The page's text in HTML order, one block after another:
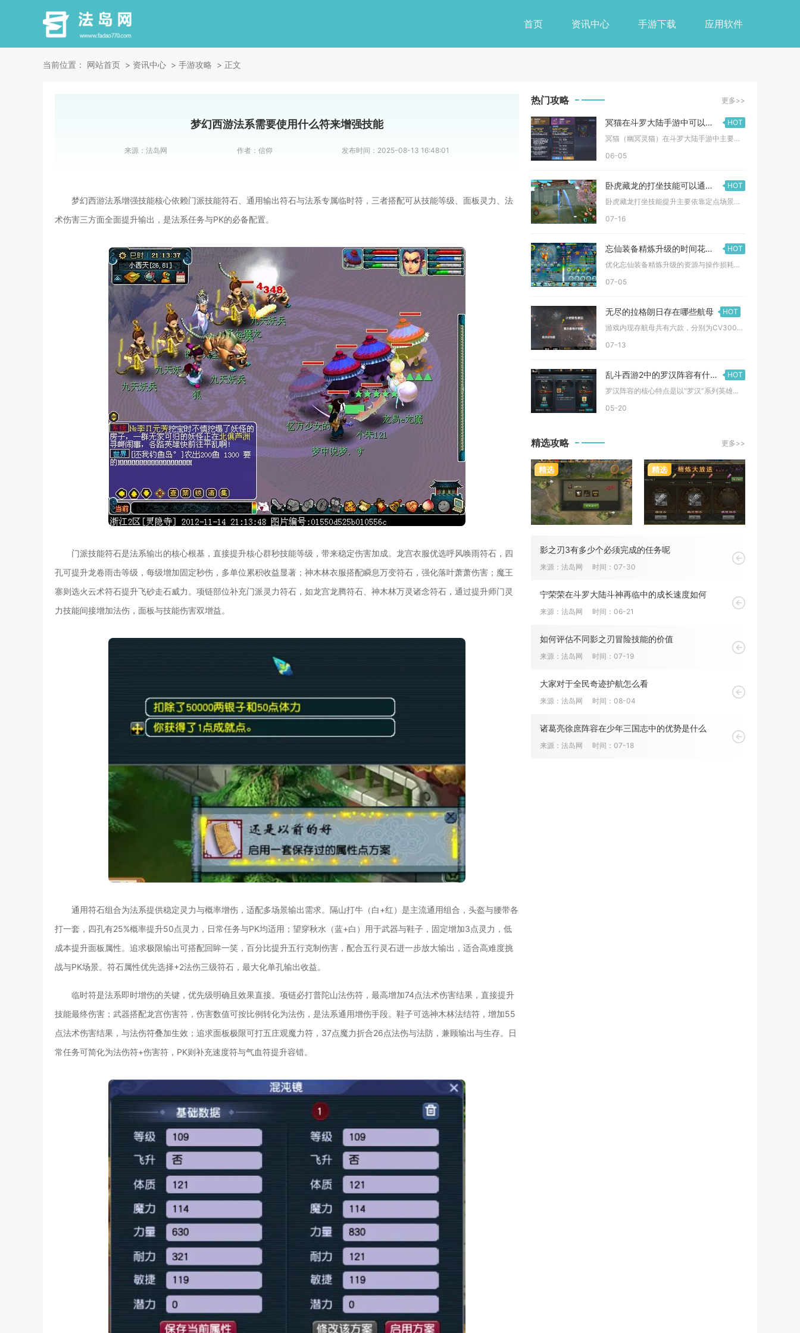
首页 资讯中心 手游下载 应用软件
当前位置： 网站首页 资讯中心 手游攻略 正文
梦幻西游法系需要使用什么符来增强技能
来源： 法岛网 作者： 信仰 发布时间： 2025-08-13 16:48:01
梦幻西游法系增强技能核心依赖门派技能符石、通用输出符石与法系专属临时符，三者搭配可从技能等级、面板灵力、法
术伤害三方面全面提升输出，是法系任务与PK的必备配置。
门派技能符石是法系输出的核心根基，直接提升核心群秒技能等级，带来稳定伤害加成。龙宫衣服优选呼风唤雨符石，四
孔可提升龙卷雨击等级，每级增加固定秒伤，多单位累积收益显著；神木林衣服搭配瞬息万变符石，强化落叶萧萧伤害；魔王
寨则选火云术符石提升飞砂走石威力。项链部位补充门派灵力符石，如龙宫龙腾符石、神木林万灵诸念符石，通过提升师门灵
力技能间接增加法伤，面板与技能伤害双增益。
通用符石组合为法系提供稳定灵力与概率增伤，适配多场景输出需求。隔山打牛（白+红）是主流通用组合，头盔与腰带各
打一套，四孔有25%概率提升50点灵力，日常任务与PK均适用；望穿秋水（蓝+白）用于武器与鞋子，固定增加3点灵力，低
成本提升面板属性。追求极限输出可搭配回眸一笑，百分比提升五行克制伤害，配合五行灵石进一步放大输出，适合高难度挑
战与PK场景。符石属性优先选择+2法伤三级符石，最大化单孔输出收益。
临时符是法系即时增伤的关键，优先级明确且效果直接。项链必打普陀山法伤符，最高增加74点法术伤害结果，直接提升
技能最终伤害；武器搭配龙宫伤害符，伤害数值可按比例转化为法伤，是法系通用增伤手段。鞋子可选神木林法结符，增加55
点法术伤害结果，与法伤符叠加生效；追求面板极限可打五庄观魔力符，37点魔力折合26点法伤与法防，兼顾输出与生存。日
常任务可简化为法伤符+伤害符，PK则补充速度符与气血符提升容错。
热门攻略 更多>>
冥猫在斗罗大陆手游中可以通过什么方式获得
HOT
冥猫（幽冥灵猫）在斗罗大陆手游中主要通过限时活动抽取/兑换、...
06-05
卧虎藏龙的打坐技能可以通过什么方式提升
HOT
卧虎藏龙打坐技能提升主要依靠定点场景常驻打坐、师徒面对面传功...
07-16
忘仙装备精炼升级的时间花费如何优化
HOT
优化忘仙装备精炼升级的资源与操作损耗，核心思路为前置批量囤积...
07-05
无尽的拉格朗日存在哪些航母
HOT
游戏内现存航母共有六款，分别为CV3000级快速航空母舰、太...
07-13
乱斗西游2中的罗汉阵容有什么特点需要注意
HOT
罗汉阵容的核心特点是以“罗汉”系列英雄为核心构建的法系输出体...
05-20
精选攻略 更多>>
精选 精选
影之刃3有多少个必须完成的任务呢
来源：法岛网 时间：07-30
宁荣荣在斗罗大陆斗神再临中的成长速度如何
来源：法岛网 时间：06-21
如何评估不同影之刃冒险技能的价值
来源：法岛网 时间：07-19
大家对于全民奇迹护航怎么看
来源：法岛网 时间：08-04
诸葛亮徐庶阵容在少年三国志中的优势是什么
来源：法岛网 时间：07-18